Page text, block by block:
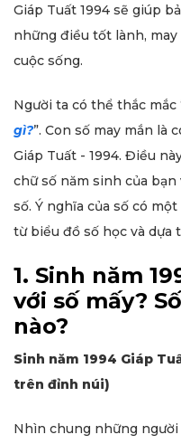
Giáp Tuất 1994 sẽ giúp
những điều tốt lành,
cuộc sống.
Người ta có thể thắc mắc
gì?”. Con số may mắn là
Giáp Tuất - 1994. Điều
chữ số năm sinh của
số. Ý nghĩa của số có
từ biểu đồ số học và
1. Sinh năm
với số mấy?
nào?
Sinh năm 1994 Giáp
trên đỉnh núi)
Nhìn chung những người